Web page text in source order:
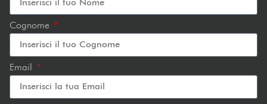
Cognome
Email